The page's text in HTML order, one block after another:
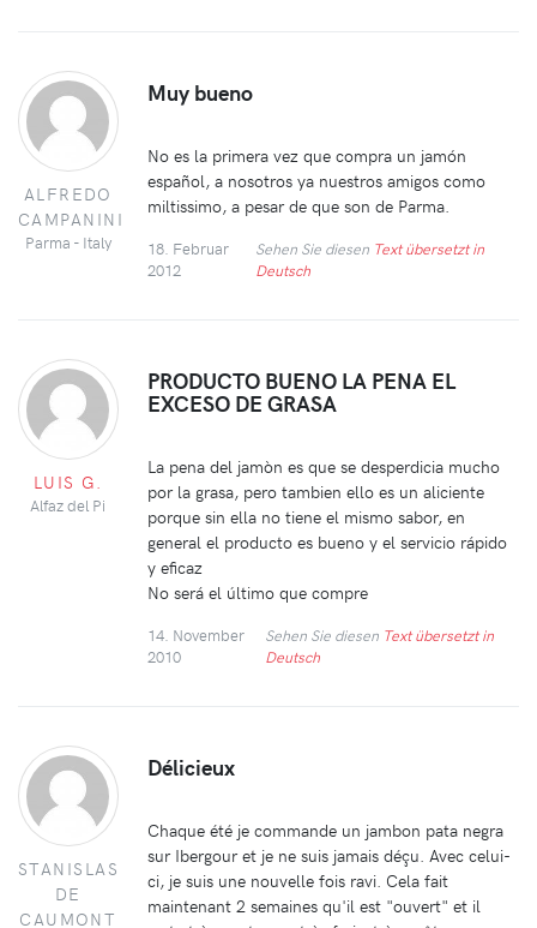
ALFREDO
CAMPANINI
Parma - Italy
Muy bueno
No es la primera vez que compra un jamón
español, a nosotros ya nuestros amigos como
miltissimo, a pesar de que son de Parma.
18. Februar
2012
Sehen Sie diesen Text übersetzt in
Deutsch
LUIS G.
Alfaz del Pi
PRODUCTO BUENO LA PENA EL
EXCESO DE GRASA
La pena del jamòn es que se desperdicia mucho
por la grasa, pero tambien ello es un aliciente
porque sin ella no tiene el mismo sabor, en
general el producto es bueno y el servicio rápido
y eficaz
No será el último que compre
14. November
2010
Sehen Sie diesen Text übersetzt in
Deutsch
STANISLAS
DE
CAUMONT
Délicieux
Chaque été je commande un jambon pata negra
sur Ibergour et je ne suis jamais déçu. Avec celui-
ci, je suis une nouvelle fois ravi. Cela fait
maintenant 2 semaines qu'il est "ouvert" et il